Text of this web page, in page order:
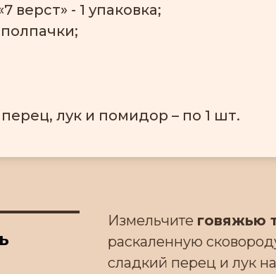
верст» - 1 упаковка;
лук и помидор – по 1 шт.
Измельчите говяжью
раскаленную
сладкий перец и лук